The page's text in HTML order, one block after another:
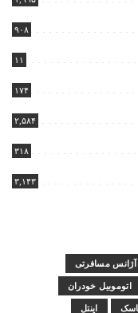
۹۰۸
۱۱
۱۷۴
۲,۵۸۴
۳۱۸
۳,۱۴۳
آژانس مسافرتی
اتوموبیل خودران
اینتل